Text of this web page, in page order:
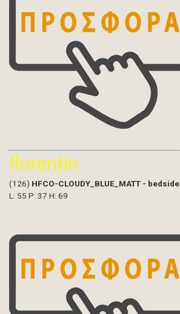
florentin
(126) HFCO-CLOUDY_BLUE_MATT - bedside
L: 55 P: 37 H: 69